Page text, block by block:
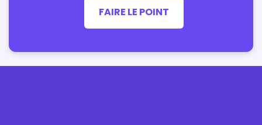
FAIRE LE POINT